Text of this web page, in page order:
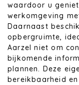
waardoor u
werkomgeving
Daarnaast
opbergruimte,
Aarzel niet om
bijkomende
plannen. Deze
bereikbaarheid